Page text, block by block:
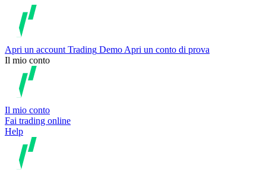
Apri un account Trading Demo Apri un conto di prova
Il mio conto
Il mio conto
Fai trading online
Help